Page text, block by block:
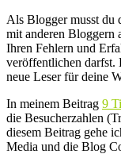
Als Blogger musst du
mit anderen Bloggern
Ihren Fehlern und
veröffentlichen darfst.
neue Leser für deine
In meinem Beitrag 9
die Besucherzahlen
diesem Beitrag gehe
Media und die Blog